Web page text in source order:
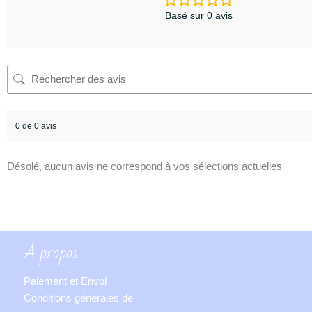
Basé sur 0 avis
0 de 0 avis
Désolé, aucun avis ne correspond à vos sélections actuelles
A propos
Paiement et Envoi
Conditions générales de